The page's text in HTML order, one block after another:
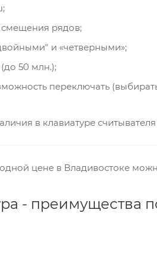
рядов;
и «четверными»;
50 млн.);
переключать
в клавиатуре
цене в Владивостоке
- преимущества